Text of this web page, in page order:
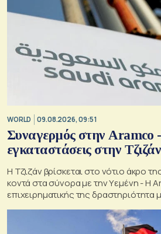
WORLD 09.08.2026, 09:51
Συναγερμός στην Aramco
εγκαταστάσεις στην Τζιζάν
Η Τζιζάν βρίσκεται στο νότιο άκρο
κοντά στα σύνορα με την Υεμένη - Η
επιχειρηματικής της